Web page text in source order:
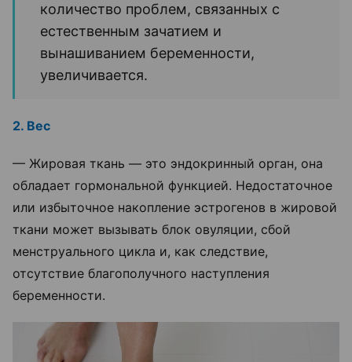
количество проблем, связанных с
естественным зачатием и
вынашиванием беременности,
увеличивается.
2. Вес
— Жировая ткань — это эндокринный орган, она
обладает гормональной функцией. Недостаточное
или избыточное накопление эстрогенов в жировой
ткани может вызывать блок овуляции, сбой
менструального цикла и, как следствие,
отсутствие благополучного наступления
беременности.